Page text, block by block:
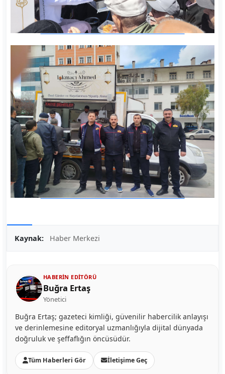
Kaynak: Haber Merkezi
HABERIN EDITÖRÜ
Buğra Ertaş
Yönetici
Buğra Ertaş; gazeteci kimliği, güvenilir habercilik anlayışı
ve derinlemesine editoryal uzmanlığıyla dijital dünyada
doğruluk ve şeffaflığın öncüsüdür.
Tüm Haberleri Gör İletişime Geç